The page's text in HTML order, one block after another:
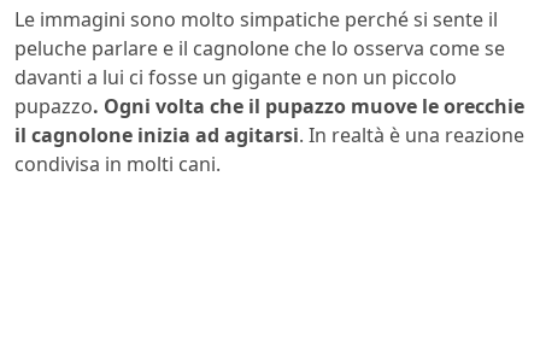
Le immagini sono molto simpatiche perché si sente il
peluche parlare e il cagnolone che lo osserva come se
davanti a lui ci fosse un gigante e non un piccolo
pupazzo. Ogni volta che il pupazzo muove le orecchie
il cagnolone inizia ad agitarsi. In realtà è una reazione
condivisa in molti cani.